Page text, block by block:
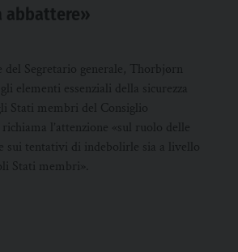
abbattere»
del Segretario generale, Thorbjørn
elementi essenziali della sicurezza
Stati membri del Consiglio
richiama l’attenzione «sul ruolo delle
sui tentativi di indebolirle sia a livello
Stati membri».